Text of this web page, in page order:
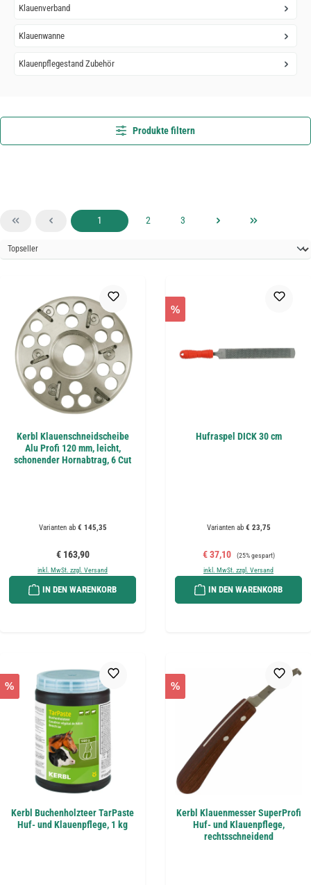
Klauenverband
Klauenwanne
Klauenpflegestand Zubehör
Produkte filtern
Seite
1 Seite
2 Seite
3
Kerbl Klauenschneidscheibe
Alu Profi 120 mm, leicht,
schonender Hornabtrag, 6 Cut
Varianten ab€ 145,35
Regulärer Preis:
€ 163,90
inkl. MwSt. zzgl. Versand
IN DEN WARENKORB
%
Hufraspel DICK 30 cm
Varianten ab€ 23,75
Verkaufspreis:
€ 37,10 Regulärer Preis:
(25% gespart)
inkl. MwSt. zzgl. Versand
IN DEN WARENKORB
%
Kerbl Buchenholzteer TarPaste
Huf- und Klauenpflege, 1 kg
%
Kerbl Klauenmesser SuperProfi
Huf- und Klauenpflege,
rechtsschneidend